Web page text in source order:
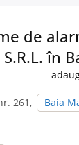
de
în
261,
Baia